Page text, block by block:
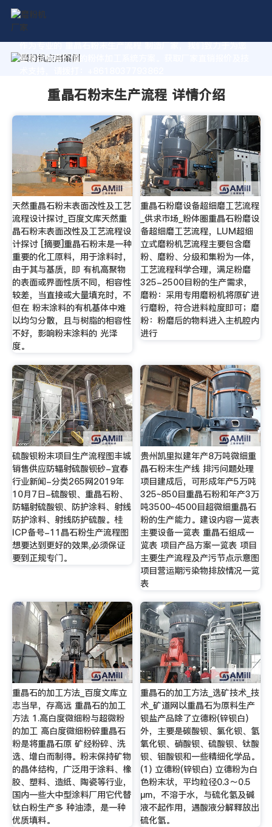
作为专业的 重晶石粉末生产流程 制造厂家，我们致力于为您
量身定制高价值的粉体加工系统方案。获取厂家直销报价及技
重晶石粉末生产流程 详情介绍
天然重晶石粉末表面改性及工艺
流程设计探讨_百度文库天然重
晶石粉末表面改性及工艺流程设
计探讨 [摘要]重晶石粉末是一种
重要的化工原料，用于涂料时，
由于其与基质，即 有机高聚物
的表面或界面性质不同，相容性
较差，当直接或大量填充时，不
但在 粉末涂料的有机基体中难
以均匀分散，且与树脂的相容性
不好，影响粉末涂料的 光泽
度。
重晶石粉磨设备超细磨工艺流程
_供求市场_粉体圈重晶石粉磨设
备超细磨工艺流程，LUM超细
立式磨粉机艺流程主要包含磨
粉、磨粉、分级和集粉为一体，
工艺流程科学合理，满足粉磨
325-2500目粉的生产需求，
磨粉：采用专用磨粉机将原矿进
行磨粉，符合进料粒度即可；磨
粉：粉磨后的物料进入主机腔内
进行
硫酸钡粉末项目生产流程图丰城
销售供应防辐射硫酸钡砂-宜春
行业新闻-分类265网2019年
10月7日-硫酸钡、重晶石粉、
防辐射硫酸钡、防护涂料、射线
防护涂料、射线防护硫酸。桂
ICP备号-11晶石粉生产流程图
想要达到更好的效果,必须保证
要到正规专门。
贵州凯里拟建年产8万吨微细重
晶石粉末生产线 排污问题处理
项目建成后，可形成年产5万吨
325~850目重晶石粉和年产3万
吨3500~4500目超微细重晶石
粉的生产能力。建设内容一览表
主要设备一览表 重晶石组成一
览表 项目产品方案一览表 项目
主要生产流程及产污节点示意图
项目营运期污染物排放情况一览
表
重晶石的加工方法_百度文库立
志当早，存高远 重晶石的加工
方法 1.高白度微细粉与超微粉
的加工 高白度微细粉碎重晶石
粉是将重晶石原 矿经粉碎、洗
选、增白而制得。粉末保持矿物
的晶体结构，广泛用于涂料、橡
胶、塑料、造纸、陶瓷等行业，
国内一些大中型涂料厂用它代替
钛白粉生产多 种油漆，是一种
优质填料。
重晶石的加工方法_选矿技术_技
术_矿道网以重晶石为原料生产
钡盐产品除了立德粉(锌钡白)
外，主要是碳酸钡、氯化钡、氢
氧化钡、硝酸钡、硫酸钡、钛酸
钡、钼酸钡和一些精细化学品。
(1) 立德粉(锌钡白) 立德粉为白
色粉末状，平均粒径0.3～0.5
μm，不溶于水，与硫化氢及碱
液不起作用，遇酸液分解释放出
硫化氢。